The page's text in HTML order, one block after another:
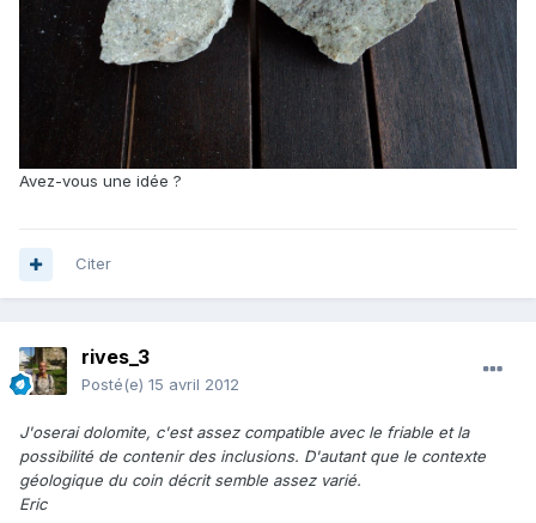
Avez-vous une idée ?
Citer
rives_3
Posté(e) 15 avril 2012
J'oserai dolomite, c'est assez compatible avec le friable et la
possibilité de contenir des inclusions. D'autant que le contexte
géologique du coin décrit semble assez varié.
Eric